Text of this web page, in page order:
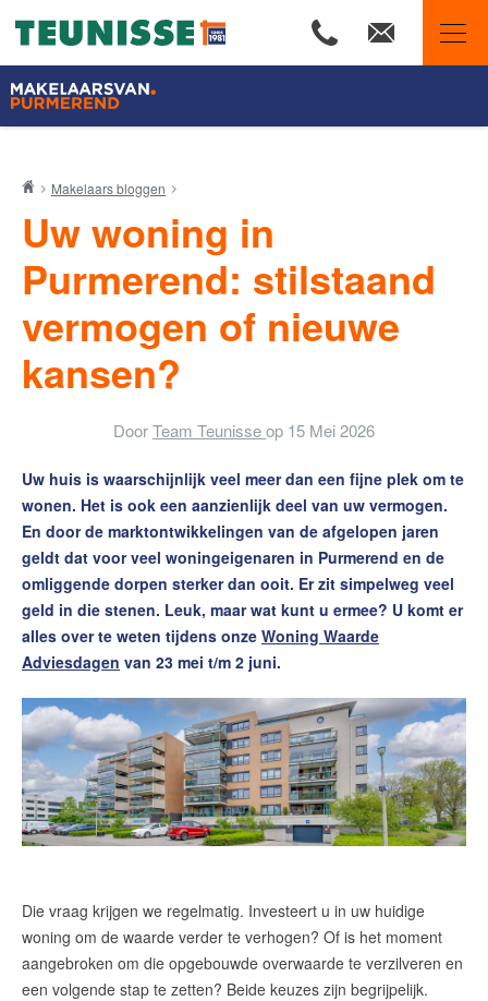
Ons aanbod
Woningzoekers
Wij zijn Team Teunisse
Onze expertises
Huis verkopen
Onze financiële diensten
De waarde van uw woning
Onze diensten
Contact
Word jij onze nieuwe makelaar?
Woning Waarde Adviesdagen
Gratis Informatieavond Starters
Blog
Het biedingsproces uitgelegd
Lees de blog vanTeam Teunisse
Maak een afspraak
Makelaars van Purmerend
Makelaars bloggen
Uw woning in
Purmerend: stilstaand
vermogen of nieuwe
kansen?
DoorTeam Teunisseop 15 Mei 2026
Uw huis is waarschijnlijk veel meer dan een fijne plek om te
wonen. Het is ook een aanzienlijk deel van uw vermogen.
En door de marktontwikkelingen van de afgelopen jaren
geldt dat voor veel woningeigenaren in Purmerend en de
omliggende dorpen sterker dan ooit. Er zit simpelweg veel
geld in die stenen. Leuk, maar wat kunt u ermee? U komt er
alles over te weten tijdens onze Woning Waarde
Adviesdagen van 23 mei t/m 2 juni.
Die vraag krijgen we regelmatig. Investeert u in uw huidige
woning om de waarde verder te verhogen? Of is het moment
aangebroken om die opgebouwde overwaarde te verzilveren en
een volgende stap te zetten? Beide keuzes zijn begrijpelijk.